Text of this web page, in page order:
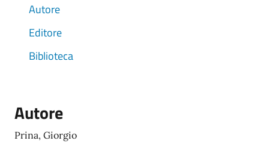
Autore
Editore
Biblioteca
Autore
Prina, Giorgio